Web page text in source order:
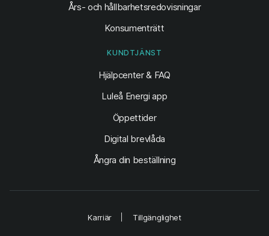
Års- och hållbarhetsredovisningar
Konsumenträtt
KUNDTJÄNST
Hjälpcenter & FAQ
Luleå Energi app
Öppettider
Digital brevlåda
Ångra din beställning
Karriär Tillgänglighet